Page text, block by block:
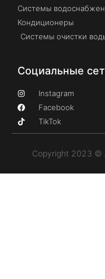
Системы
Кондиционеры
Системы очистки
Социальные
Instagram
Facebook
TikTok
Copyright 2023 ©